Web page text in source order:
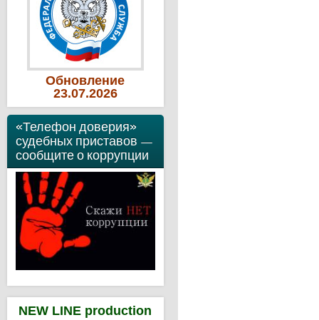
Обновление
23.07.2026
«Телефон доверия»
судебных приставов —
сообщите о коррупции
NEW LINE production